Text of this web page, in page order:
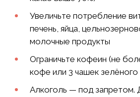
Увеличьте потребление
печень, яйца,
молочные продукты
Ограничьте кофеин (не
кофе или 3 чашек зелёного
Алкоголь — под запретом.